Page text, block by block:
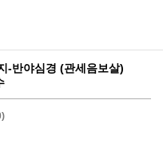
-반야심경 (관세음보살)